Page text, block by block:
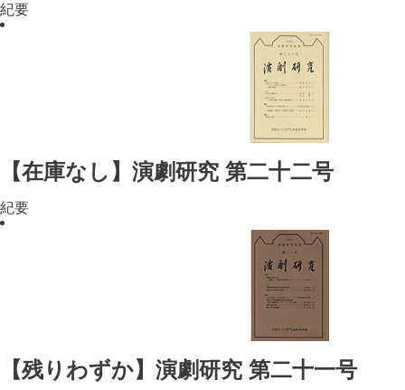
紀要
【在庫なし】演劇研究 第二十二号
紀要
【残りわずか】演劇研究 第二十一号